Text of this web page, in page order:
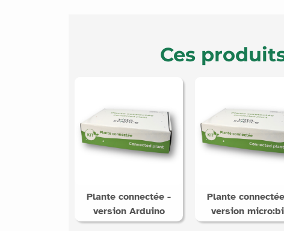
Ces
Plante connectée -
version Arduino
Plante
version